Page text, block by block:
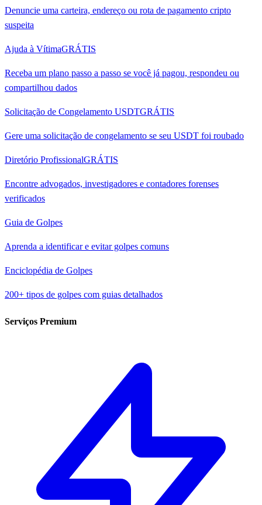
Denuncie uma carteira, endereço ou rota de pagamento cripto
suspeita
Ajuda à VítimaGRÁTIS
Receba um plano passo a passo se você já pagou, respondeu ou
compartilhou dados
Solicitação de Congelamento USDTGRÁTIS
Gere uma solicitação de congelamento se seu USDT foi roubado
Diretório ProfissionalGRÁTIS
Encontre advogados, investigadores e contadores forenses
verificados
Guia de Golpes
Aprenda a identificar e evitar golpes comuns
Enciclopédia de Golpes
200+ tipos de golpes com guias detalhados
Serviços Premium